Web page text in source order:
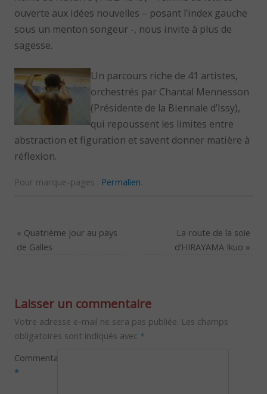
ouverte aux idées nouvelles – posant l’index gauche
sous un menton songeur -, nous invite à plus de
sagesse.
Un parcours riche de 41 artistes,
orchestrés par Chantal Mennesson
(Présidente de la Biennale d’Issy),
qui repoussent les limites entre
abstraction et figuration et savent donner matière à
réflexion.
Pour marque-pages : Permalien
« Quatrième jour au pays
de Galles
La route de la soie
d’HIRAYAMA Ikuo »
Laisser un commentaire
Votre adresse e-mail ne sera pas publiée. Les champs
obligatoires sont indiqués avec *
Commentaire
*